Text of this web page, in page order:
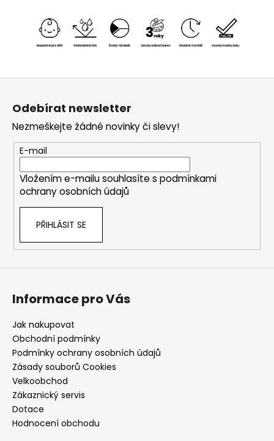
Z
Odebírat newsletter
Nezmeškejte žádné novinky či slevy!
E-mail
Vložením e-mailu souhlasíte s podmínkami
ochrany osobních údajů
PŘIHLÁSIT SE
Informace pro Vás
Jak nakupovat
Obchodní podmínky
Podmínky ochrany osobních údajů
Zásady souborů Cookies
Velkoobchod
Zákaznický servis
Dotace
Hodnocení obchodu